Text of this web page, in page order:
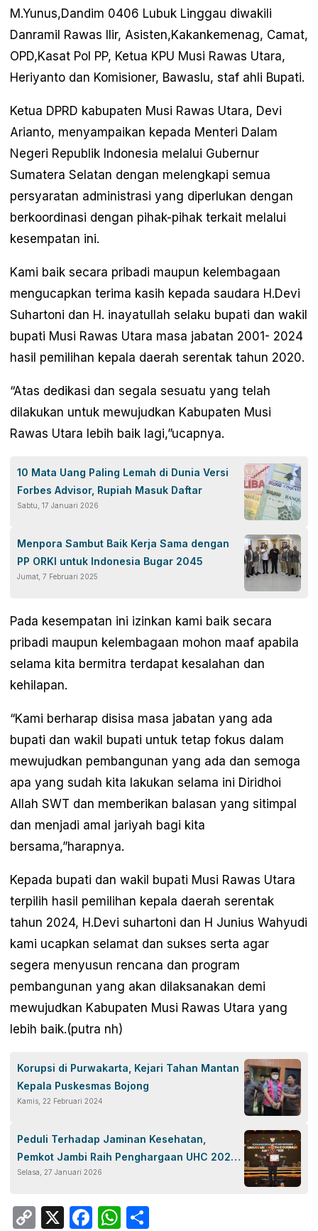
M.Yunus,Dandim 0406 Lubuk Linggau diwakili
Danramil Rawas Ilir, Asisten,Kakankemenag, Camat,
OPD,Kasat Pol PP, Ketua KPU Musi Rawas Utara,
Heriyanto dan Komisioner, Bawaslu, staf ahli Bupati.
Ketua DPRD kabupaten Musi Rawas Utara, Devi
Arianto, menyampaikan kepada Menteri Dalam
Negeri Republik Indonesia melalui Gubernur
Sumatera Selatan dengan melengkapi semua
persyaratan administrasi yang diperlukan dengan
berkoordinasi dengan pihak-pihak terkait melalui
kesempatan ini.
Kami baik secara pribadi maupun kelembagaan
mengucapkan terima kasih kepada saudara H.Devi
Suhartoni dan H. inayatullah selaku bupati dan wakil
bupati Musi Rawas Utara masa jabatan 2001- 2024
hasil pemilihan kepala daerah serentak tahun 2020.
“Atas dedikasi dan segala sesuatu yang telah
dilakukan untuk mewujudkan Kabupaten Musi
Rawas Utara lebih baik lagi,”ucapnya.
10 Mata Uang Paling Lemah di Dunia Versi
Forbes Advisor, Rupiah Masuk Daftar
Sabtu, 17 Januari 2026
Menpora Sambut Baik Kerja Sama dengan
PP ORKI untuk Indonesia Bugar 2045
Jumat, 7 Februari 2025
Pada kesempatan ini izinkan kami baik secara
pribadi maupun kelembagaan mohon maaf apabila
selama kita bermitra terdapat kesalahan dan
kehilapan.
“Kami berharap disisa masa jabatan yang ada
bupati dan wakil bupati untuk tetap fokus dalam
mewujudkan pembangunan yang ada dan semoga
apa yang sudah kita lakukan selama ini Diridhoi
Allah SWT dan memberikan balasan yang sitimpal
dan menjadi amal jariyah bagi kita
bersama,”harapnya.
Kepada bupati dan wakil bupati Musi Rawas Utara
terpilih hasil pemilihan kepala daerah serentak
tahun 2024, H.Devi suhartoni dan H Junius Wahyudi
kami ucapkan selamat dan sukses serta agar
segera menyusun rencana dan program
pembangunan yang akan dilaksanakan demi
mewujudkan Kabupaten Musi Rawas Utara yang
lebih baik.(putra nh)
Korupsi di Purwakarta, Kejari Tahan Mantan
Kepala Puskesmas Bojong
Kamis, 22 Februari 2024
Peduli Terhadap Jaminan Kesehatan,
Pemkot Jambi Raih Penghargaan UHC 2026
Kategori Pratama
Selasa, 27 Januari 2026
Copy
X Facebook
WhatsApp